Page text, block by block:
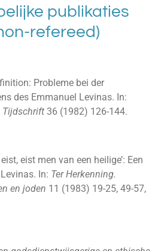
publikaties
refereed)
Probleme bei der
des Emmanuel Levinas. In:
Tijdschrift 36 (1982) 126-144.
eist men van een heilige’: Een
In: Ter Herkenning.
en joden 11 (1983) 19-25, 49-57,